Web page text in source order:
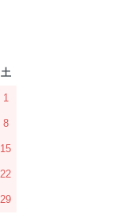
土
1
8
15
22
29